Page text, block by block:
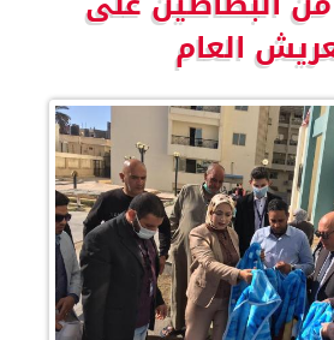
العام